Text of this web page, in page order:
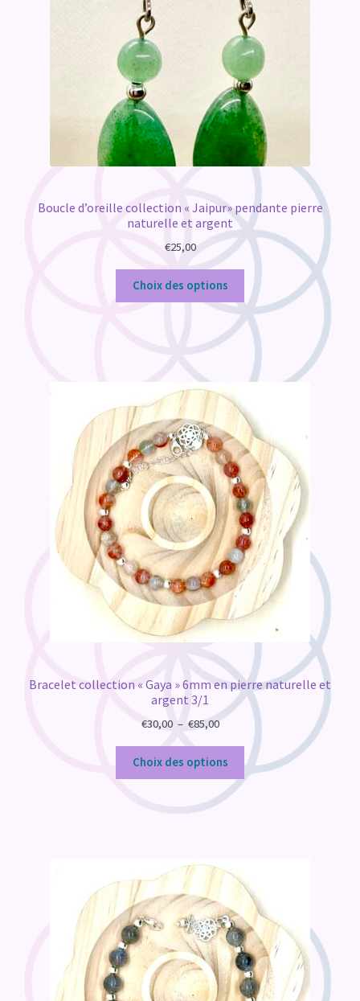
Boucle d’oreille collection « Jaipur» pendante pierre
naturelle et argent
€25,00
Choix des options
Bracelet collection « Gaya » 6mm en pierre naturelle et
argent 3/1
€30,00 – €85,00Plage
prix :
€30,00
à
Choix des options